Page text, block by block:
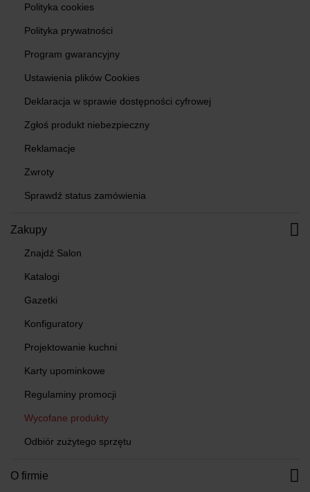
Polityka cookies
Polityka prywatności
Program gwarancyjny
Ustawienia plików Cookies
Deklaracja w sprawie dostępności cyfrowej
Zgłoś produkt niebezpieczny
Reklamacje
Zwroty
Sprawdź status zamówienia
Zakupy
Znajdź Salon
Katalogi
Gazetki
Konfiguratory
Projektowanie kuchni
Karty upominkowe
Regulaminy promocji
Wycofane produkty
Odbiór zużytego sprzętu
O firmie